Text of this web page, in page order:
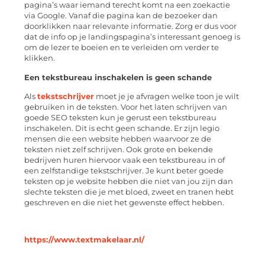
pagina’s waar iemand terecht komt na een zoekactie
via Google. Vanaf die pagina kan de bezoeker dan
doorklikken naar relevante informatie. Zorg er dus voor
dat de info op je landingspagina’s interessant genoeg is
om de lezer te boeien en te verleiden om verder te
klikken.
Een tekstbureau inschakelen is geen schande
Als tekstschrijver moet je je afvragen welke toon je wilt
gebruiken in de teksten. Voor het laten schrijven van
goede SEO teksten kun je gerust een tekstbureau
inschakelen. Dit is echt geen schande. Er zijn legio
mensen die een website hebben waarvoor ze de
teksten niet zelf schrijven. Ook grote en bekende
bedrijven huren hiervoor vaak een tekstbureau in of
een zelfstandige tekstschrijver. Je kunt beter goede
teksten op je website hebben die niet van jou zijn dan
slechte teksten die je met bloed, zweet en tranen hebt
geschreven en die niet het gewenste effect hebben.
https://www.textmakelaar.nl/